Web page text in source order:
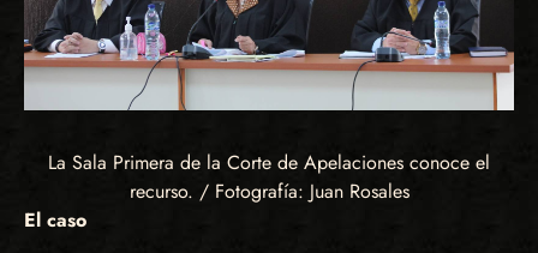
La Sala Primera de la Corte de Apelaciones conoce el
recurso. / Fotografía: Juan Rosales
El caso